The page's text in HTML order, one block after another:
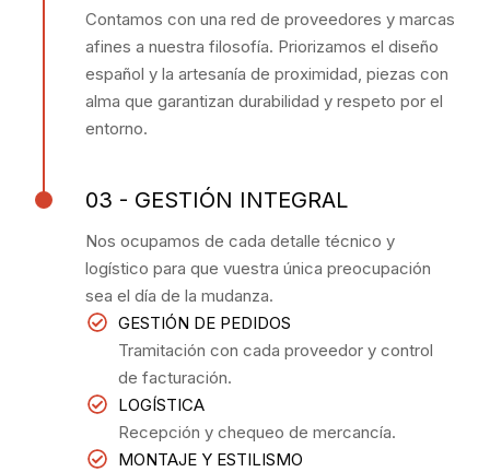
Contamos con una red de proveedores y marcas
afines a nuestra filosofía. Priorizamos el diseño
español y la artesanía de proximidad, piezas con
alma que garantizan durabilidad y respeto por el
entorno.
03 - GESTIÓN INTEGRAL
Nos ocupamos de cada detalle técnico y
logístico para que vuestra única preocupación
sea el día de la mudanza.
GESTIÓN DE PEDIDOS
Tramitación con cada proveedor y control
de facturación.
LOGÍSTICA
Recepción y chequeo de mercancía.
MONTAJE Y ESTILISMO